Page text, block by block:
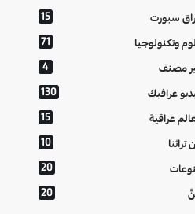
سبورت 15
وتكنولوجيا 71
مصنف 4
غرافيك 130
عراقية 15
تراثنا 10
20
20